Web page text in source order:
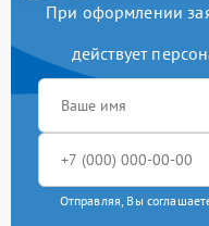
При оформлении
действует
Отправляя, Вы